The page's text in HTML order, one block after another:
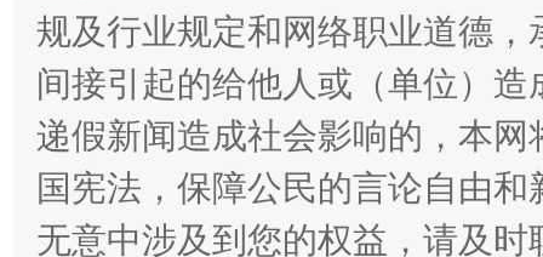
千年窑火 生生不息 一
规及行业规定和网络职业道德
间接引起的给他人或（单位）
递假新闻造成社会影响的，本
国宪法，保障公民的言论自由
无意中涉及到您的权益，请及